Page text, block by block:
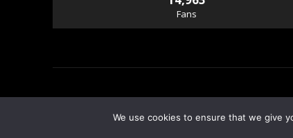
Fans
We use cookies to ensure that we give